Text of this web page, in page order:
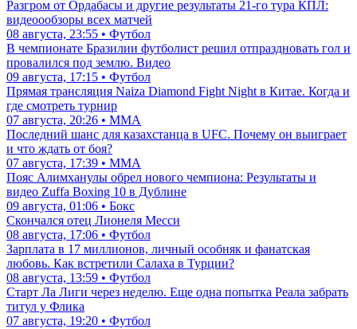
Разгром от Ордабасы и другие результаты 21-го тура КПЛ:
видеоообзоры всех матчей
08 августа, 23:55 • Футбол
В чемпионате Бразилии футболист решил отпраздновать гол и
провалился под землю. Видео
09 августа, 17:15 • Футбол
Прямая трансляция Naiza Diamond Fight Night в Китае. Когда и
где смотреть турнир
07 августа, 20:26 • ММА
Последний шанс для казахстанца в UFC. Почему он выиграет
и что ждать от боя?
07 августа, 17:39 • ММА
Пояс Алимханулы обрел нового чемпиона: Результаты и
видео Zuffa Boxing 10 в Дублине
09 августа, 01:06 • Бокс
Скончался отец Лионеля Месси
08 августа, 17:06 • Футбол
Зарплата в 17 миллионов, личный особняк и фанатская
любовь. Как встретили Салаха в Турции?
08 августа, 13:59 • Футбол
Старт Ла Лиги через неделю. Еще одна попытка Реала забрать
титул у Флика
07 августа, 19:20 • Футбол